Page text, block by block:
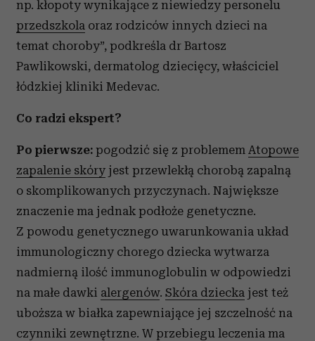
np. kłopoty wynikające z niewiedzy personelu
przedszkola oraz rodziców innych dzieci na
temat choroby”, podkreśla dr Bartosz
Pawlikowski, dermatolog dziecięcy, właściciel
łódzkiej kliniki Medevac.
Co radzi ekspert?
Po pierwsze: pogodzić się z problemem Atopowe
zapalenie skóry jest przewlekłą chorobą zapalną
o skomplikowanych przyczynach. Największe
znaczenie ma jednak podłoże genetyczne.
Z powodu genetycznego uwarunkowania układ
immunologiczny chorego dziecka wytwarza
nadmierną ilość immunoglobulin w odpowiedzi
na małe dawki alergenów. Skóra dziecka jest też
uboższa w białka zapewniające jej szczelność na
czynniki zewnętrzne. W przebiegu leczenia ma